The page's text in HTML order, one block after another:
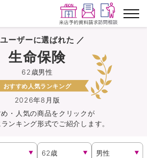
キングから探す
を比較する
会社から探す
ンカード会員さま専用保険
ンペーン一覧
ーザーに選ばれた ／
2026年8月版
62歳男性
生命保険
おすすめ人気ランキング
・人気の商品をクリックが
ンキング形式でご紹介します。